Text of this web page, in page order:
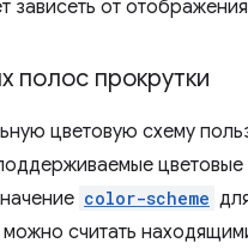
от
полос прокрутки
цветовую схему
color-scheme
считать